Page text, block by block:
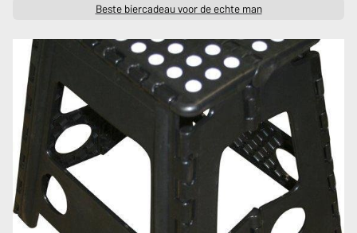
Beste biercadeau voor de echte man